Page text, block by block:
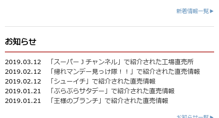
新着情報一覧▶
お知らせ
2019.03.12
「スーパーＪチャンネル」で紹介された工場直売所
2019.02.12
「帰れマンデー見っけ隊！！」で紹介された直売情報
2019.02.12
「シューイチ」で紹介された直売情報
2019.01.21
「ぶらぶらサタデー」で紹介された直売情報
2019.01.21
「王様のブランチ」で紹介された直売情報